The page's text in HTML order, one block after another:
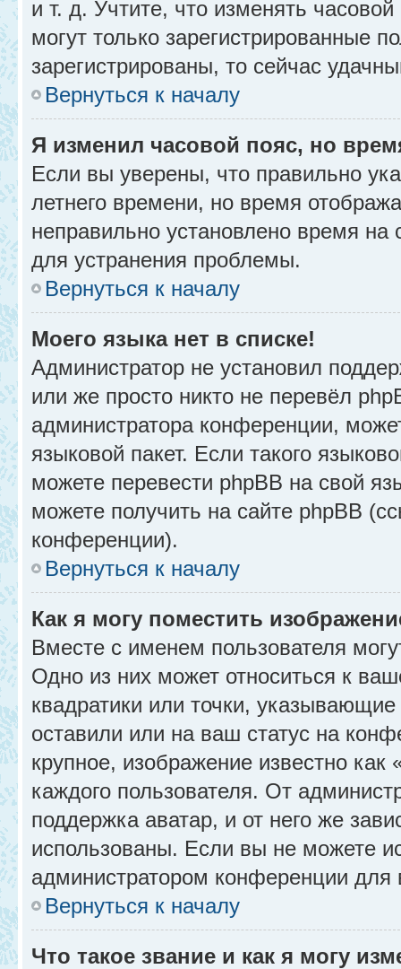
и т. д. Учтите, что изменять
могут только зарегистрированные
зарегистрированы, то сейчас
Вернуться к началу
Я изменил часовой пояс, но
Если вы уверены, что правильно
летнего времени, но время
неправильно установлено время
для устранения проблемы.
Вернуться к началу
Моего языка нет в списке!
Администратор не установил
или же просто никто не перевёл
администратора конференции,
языковой пакет. Если такого
можете перевести phpBB на свой
можете получить на сайте phpBB
конференции).
Вернуться к началу
Как я могу поместить
Вместе с именем пользователя
Одно из них может относиться к
квадратики или точки,
оставили или на ваш статус на
крупное, изображение известно
каждого пользователя. От
поддержка аватар, и от него же
использованы. Если вы не можете
администратором конференции для
Вернуться к началу
Что такое звание и как я могу